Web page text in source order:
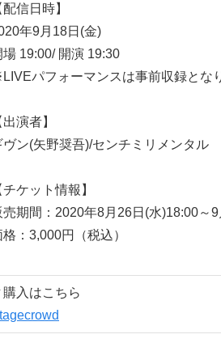
配信日時】
年9月18日(金)
場 19:00/ 開演 19:30
パフォーマンスは事前収録とな
出演者】
ヴン(矢野奨吾)/センチミリメンタル
チケット情報】
売期間：2020年8月26日(水)18:00～
格：3,000円（税込）
入はこちら